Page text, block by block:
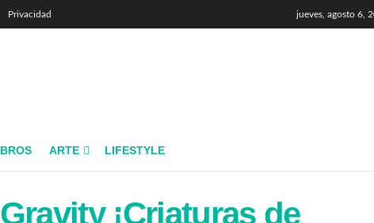
Privacidad jueves, agosto 6,
ARTE LIFESTYLE
¡Criaturas de